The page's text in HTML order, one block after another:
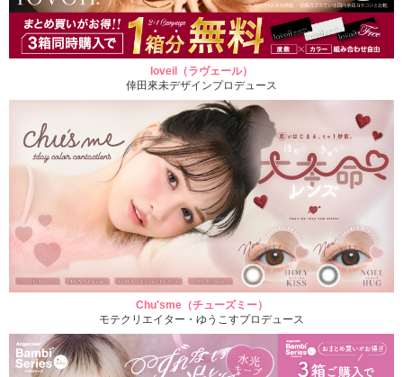
loveil（ラヴェール）
倖田來未デザインプロデュース
Chu'sme（チューズミー）
モテクリエイター・ゆうこすプロデュース